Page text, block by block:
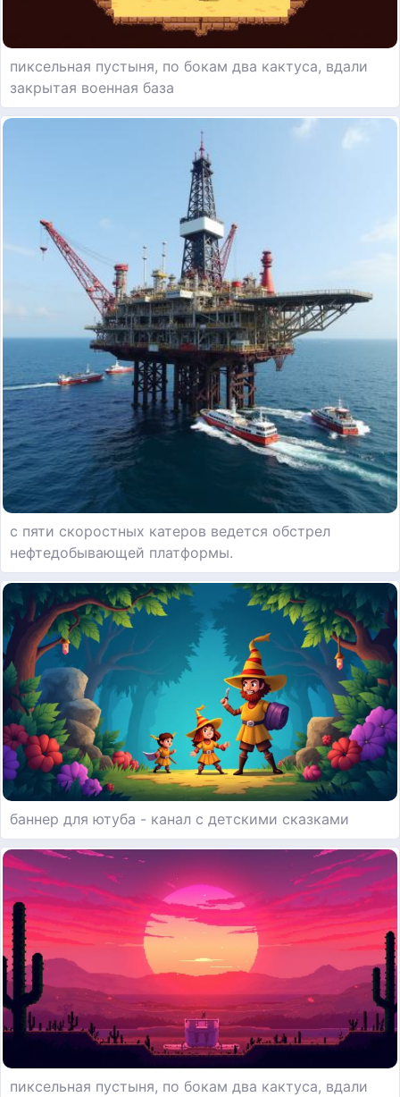
пиксельная пустыня, по бокам два кактуса, вдали
закрытая военная база
с пяти скоростных катеров ведется обстрел
нефтедобывающей платформы.
баннер для ютуба - канал с детскими сказками
пиксельная пустыня, по бокам два кактуса, вдали